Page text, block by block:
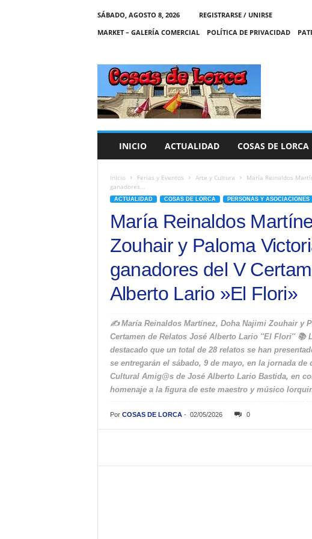
SÁBADO, AGOSTO 8, 2026
REGISTRARSE / UNIRSE
MARKET – GALERÍA COMERCIAL
POLÍTICA DE PRIVACIDAD
C
A
S
INICIO ACTUALIDAD COSAS DE LORCA
Inicio Ferias y Eventos Arte y Cultura
María Reinaldos
ganadores...
ACTUALIDAD COSAS DE LORCA PERSONAS Y ASOCIACIONES
María Reinaldos
Zouhair y Paloma
ganadores del V
Alberto Lario »El Flori»
✍️ María Reinaldos Martínez, Doha Najimi Zouhair y
Certamen de Relatos José Alberto Lario ''El Flori'' 📚
destacado que un total de 28 relatos se han
se entregarán el sábado, 9 de mayo, en la jornada
Cultural Amig@s de José Alberto Lario Bastida, en
homenaje a la figura de este maestro y músico
Por COSAS DE LORCA- 02/05/2026 0